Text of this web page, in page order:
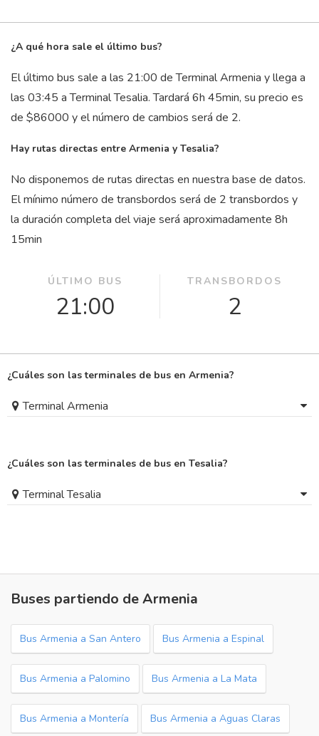
¿A qué hora sale el último bus?
El último bus sale a las 21:00 de Terminal Armenia y llega a
las 03:45 a Terminal Tesalia. Tardará 6h 45min, su precio es
de $86000 y el número de cambios será de 2.
Hay rutas directas entre Armenia y Tesalia?
No disponemos de rutas directas en nuestra base de datos.
El mínimo número de transbordos será de 2 transbordos y
la duración completa del viaje será aproximadamente 8h
15min
ÚLTIMO BUS
21:00
TRANSBORDOS
2
¿Cuáles son las terminales de bus en Armenia?
Terminal Armenia
¿Cuáles son las terminales de bus en Tesalia?
Terminal Tesalia
Buses partiendo de Armenia
Bus Armenia a San Antero Bus Armenia a Espinal
Bus Armenia a Palomino Bus Armenia a La Mata
Bus Armenia a Montería Bus Armenia a Aguas Claras